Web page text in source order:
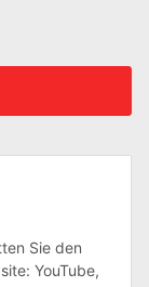
Sie den
YouTube,